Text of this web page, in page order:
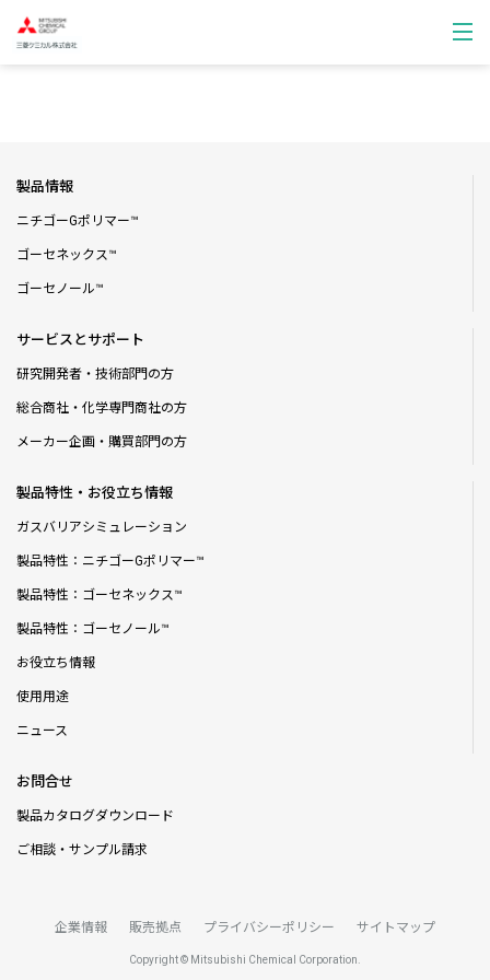
製品情報
ニチゴーGポリマー™
ゴーセネックス™
ゴーセノール™
サービスとサポート
研究開発者・技術部門の方
総合商社・化学専門商社の方
メーカー企画・購買部門の方
製品特性・お役立ち情報
ガスバリアシミュレーション
製品特性：ニチゴーGポリマー™
製品特性：ゴーセネックス™
製品特性：ゴーセノール™
お役立ち情報
使用用途
ニュース
お問合せ
製品カタログダウンロード
ご相談・サンプル請求
企業情報 販売拠点 プライバシーポリシー サイトマップ
Copyright © Mitsubishi Chemical Corporation.